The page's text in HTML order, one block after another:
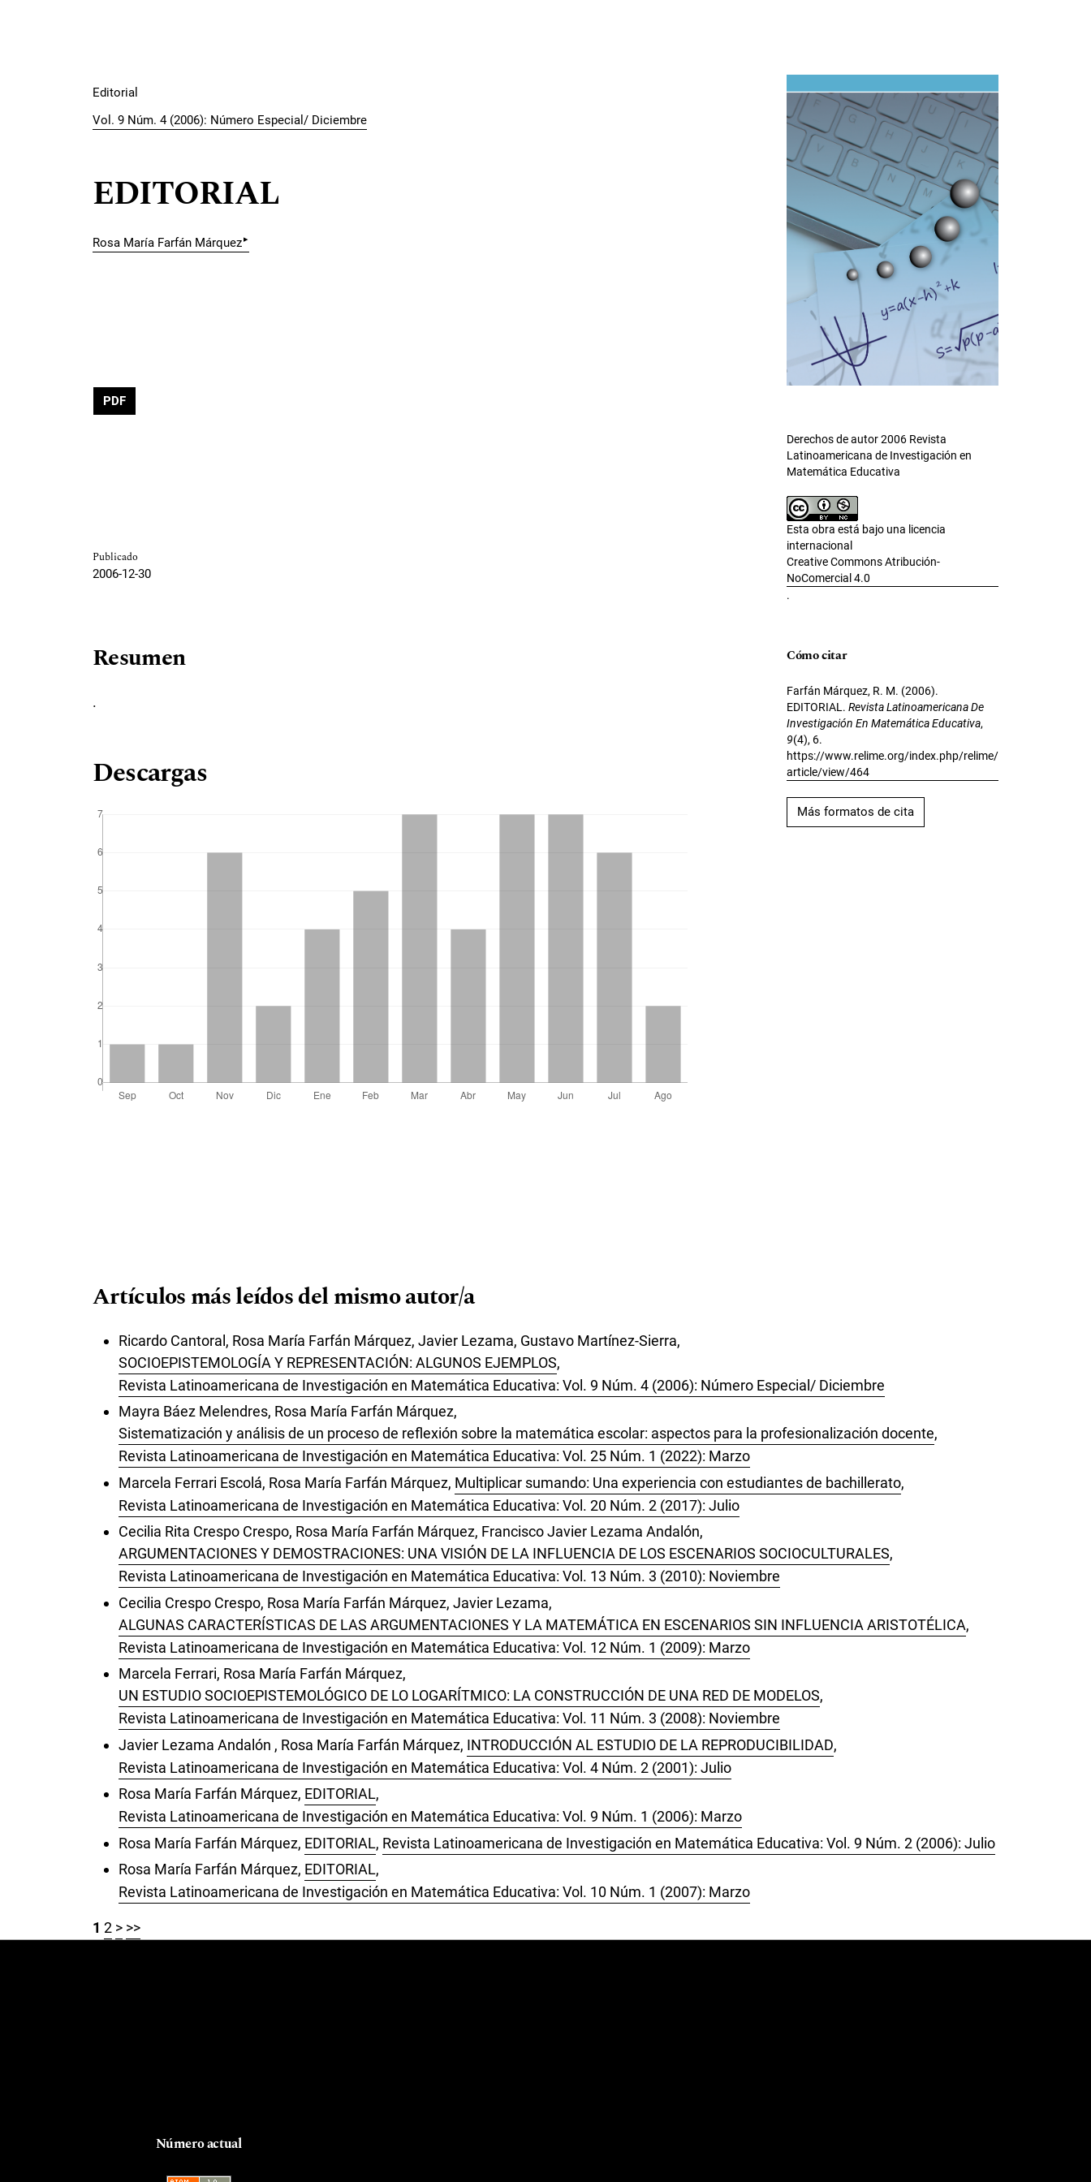
Editorial
Vol. 9 Núm. 4 (2006): Número Especial/ Diciembre
EDITORIAL
Rosa María Farfán Márquez▸
PDF
Publicado
2006-12-30
Resumen
.
Descargas
Imagen de portada
Derechos de autor 2006 Revista
Latinoamericana de Investigación en
Matemática Educativa
Esta obra está bajo una licencia
internacional
Creative Commons Atribución-
NoComercial 4.0
.
Cómo citar
Farfán Márquez, R. M. (2006).
EDITORIAL. Revista Latinoamericana De
Investigación En Matemática Educativa,
9(4), 6.
https://www.relime.org/index.php/relime/
article/view/464
Más formatos de cita
Artículos más leídos del mismo autor/a
Ricardo Cantoral, Rosa María Farfán Márquez, Javier Lezama, Gustavo Martínez-Sierra,
SOCIOEPISTEMOLOGÍA Y REPRESENTACIÓN: ALGUNOS EJEMPLOS,
Revista Latinoamericana de Investigación en Matemática Educativa: Vol. 9 Núm. 4 (2006): Número Especial/ Diciembre
Mayra Báez Melendres, Rosa María Farfán Márquez,
Sistematización y análisis de un proceso de reflexión sobre la matemática escolar: aspectos para la profesionalización docente,
Revista Latinoamericana de Investigación en Matemática Educativa: Vol. 25 Núm. 1 (2022): Marzo
Marcela Ferrari Escolá, Rosa María Farfán Márquez, Multiplicar sumando: Una experiencia con estudiantes de bachillerato,
Revista Latinoamericana de Investigación en Matemática Educativa: Vol. 20 Núm. 2 (2017): Julio
Cecilia Rita Crespo Crespo, Rosa María Farfán Márquez, Francisco Javier Lezama Andalón,
ARGUMENTACIONES Y DEMOSTRACIONES: UNA VISIÓN DE LA INFLUENCIA DE LOS ESCENARIOS SOCIOCULTURALES,
Revista Latinoamericana de Investigación en Matemática Educativa: Vol. 13 Núm. 3 (2010): Noviembre
Cecilia Crespo Crespo, Rosa María Farfán Márquez, Javier Lezama,
ALGUNAS CARACTERÍSTICAS DE LAS ARGUMENTACIONES Y LA MATEMÁTICA EN ESCENARIOS SIN INFLUENCIA ARISTOTÉLICA,
Revista Latinoamericana de Investigación en Matemática Educativa: Vol. 12 Núm. 1 (2009): Marzo
Marcela Ferrari, Rosa María Farfán Márquez,
UN ESTUDIO SOCIOEPISTEMOLÓGICO DE LO LOGARÍTMICO: LA CONSTRUCCIÓN DE UNA RED DE MODELOS,
Revista Latinoamericana de Investigación en Matemática Educativa: Vol. 11 Núm. 3 (2008): Noviembre
Javier Lezama Andalón , Rosa María Farfán Márquez, INTRODUCCIÓN AL ESTUDIO DE LA REPRODUCIBILIDAD,
Revista Latinoamericana de Investigación en Matemática Educativa: Vol. 4 Núm. 2 (2001): Julio
Rosa María Farfán Márquez, EDITORIAL,
Revista Latinoamericana de Investigación en Matemática Educativa: Vol. 9 Núm. 1 (2006): Marzo
Rosa María Farfán Márquez, EDITORIAL, Revista Latinoamericana de Investigación en Matemática Educativa: Vol. 9 Núm. 2 (2006): Julio
Rosa María Farfán Márquez, EDITORIAL,
Revista Latinoamericana de Investigación en Matemática Educativa: Vol. 10 Núm. 1 (2007): Marzo
1 2 > >>
Número actual